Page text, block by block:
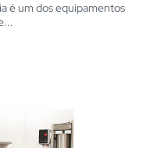
é um dos equipamentos